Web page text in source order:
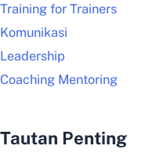
Training for Trainers
Komunikasi
Leadership
Coaching Mentoring
Tautan Penting